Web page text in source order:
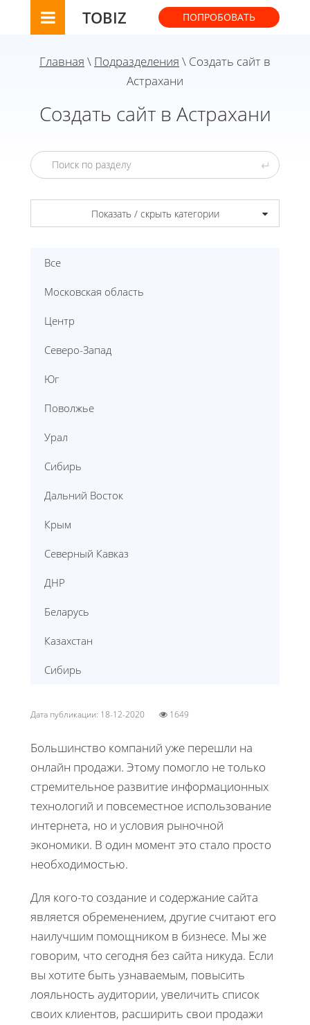
TOBIZ ПОПРОБОВАТЬ
Главная \ Подразделения \ Создать сайт в
Астрахани
Создать сайт в Астрахани
↵
Показать / скрыть категории
Все
Московская область
Центр
Северо-Запад
Юг
Поволжье
Урал
Сибирь
Дальний Восток
Крым
Северный Кавказ
ДНР
Беларусь
Казахстан
Сибирь
Дата публикации: 18-12-2020 1649
Большинство компаний уже перешли на
онлайн продажи. Этому помогло не только
стремительное развитие информационных
технологий и повсеместное использование
интернета, но и условия рыночной
экономики. В один момент это стало просто
необходимостью.
Для кого-то создание и содержание сайта
является обременением, другие считают его
наилучшим помощником в бизнесе. Мы же
говорим, что сегодня без сайта никуда. Если
вы хотите быть узнаваемым, повысить
лояльность аудитории, увеличить список
своих клиентов, расширить свои продажи